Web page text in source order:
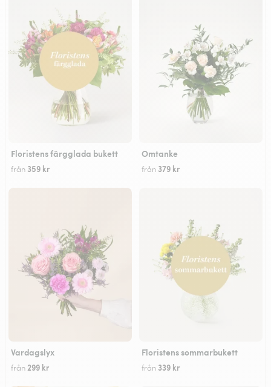
Floristens färgglada bukett
från 359 kr
Omtanke
från 379 kr
Vardagslyx
från 299 kr
Floristens sommarbukett
från 339 kr